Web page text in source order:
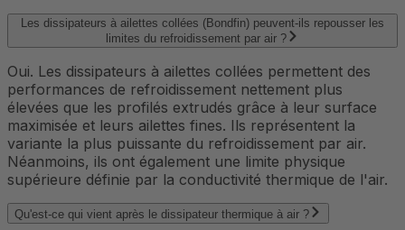
Les dissipateurs à ailettes collées (Bondfin) peuvent-ils repousser les
limites du refroidissement par air ?
Oui. Les dissipateurs à ailettes collées permettent des
performances de refroidissement nettement plus
élevées que les profilés extrudés grâce à leur surface
maximisée et leurs ailettes fines. Ils représentent la
variante la plus puissante du refroidissement par air.
Néanmoins, ils ont également une limite physique
supérieure définie par la conductivité thermique de l'air.
Qu'est-ce qui vient après le dissipateur thermique à air ?